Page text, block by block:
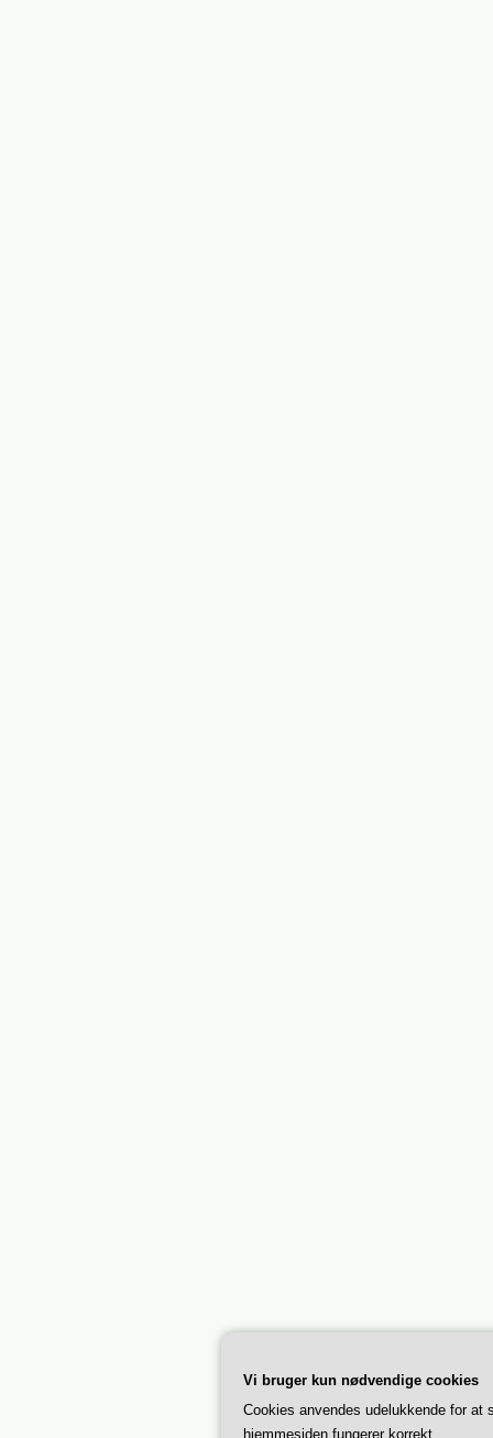
Vi bruger kun nødvendige cookies
Cookies anvendes udelukkende for at
hjemmesiden fungerer korrekt.